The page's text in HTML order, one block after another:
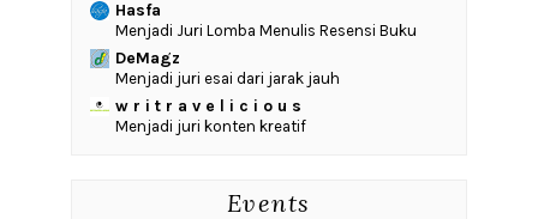
Hasfa
Menjadi Juri Lomba Menulis Resensi Buku
DeMagz
Menjadi juri esai dari jarak jauh
w r i t r a v e l i c i o u s
Menjadi juri konten kreatif
Events